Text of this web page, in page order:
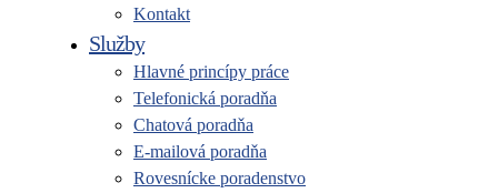
Kontakt
Služby
Hlavné princípy práce
Telefonická poradňa
Chatová poradňa
E-mailová poradňa
Rovesnícke poradenstvo